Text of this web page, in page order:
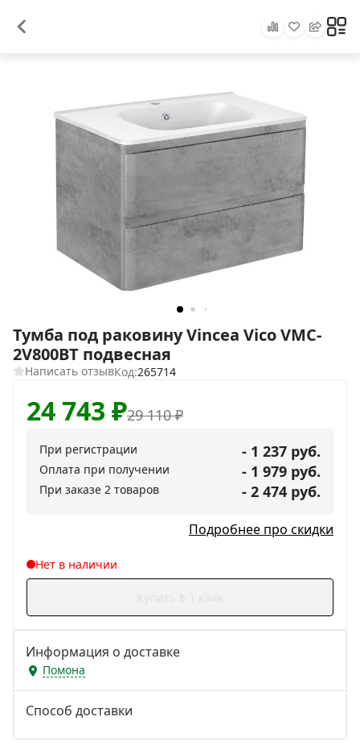
Тумба под раковину Vincea Vico VMC-
2V800BT подвесная
Написать отзывКод:265714
29 110₽
24 743 ₽
При регистрации - 1 237 руб.
Оплата при получении - 1 979 руб.
При заказе 2 товаров - 2 474 руб.
Подробнее про скидки
Нет в наличии
Информация о доставке
Помона
Способ доставки